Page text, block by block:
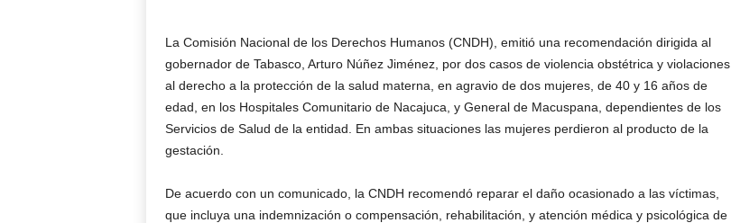
La Comisión Nacional de los Derechos Humanos (CNDH), emitió una recomendación dirigida al
gobernador de Tabasco, Arturo Núñez Jiménez, por dos casos de violencia obstétrica y violaciones
al derecho a la protección de la salud materna, en agravio de dos mujeres, de 40 y 16 años de
edad, en los Hospitales Comunitario de Nacajuca, y General de Macuspana, dependientes de los
Servicios de Salud de la entidad. En ambas situaciones las mujeres perdieron al producto de la
gestación.
De acuerdo con un comunicado, la CNDH recomendó reparar el daño ocasionado a las víctimas,
que incluya una indemnización o compensación, rehabilitación, y atención médica y psicológica de